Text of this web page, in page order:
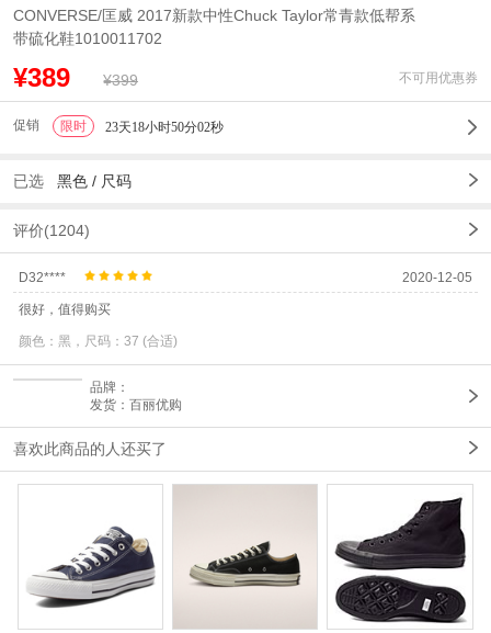
CONVERSE/匡威 2017新款中性Chuck Taylor常青款低帮系
带硫化鞋1010011702
¥389 ¥399 不可用优惠券
促销 限时 23天18小时50分02秒
已选 黑色 / 尺码
评价(1204)
D32**** 2020-12-05
很好，值得购买
颜色：黑，尺码：37 (合适)
品牌：
发货：百丽优购
喜欢此商品的人还买了